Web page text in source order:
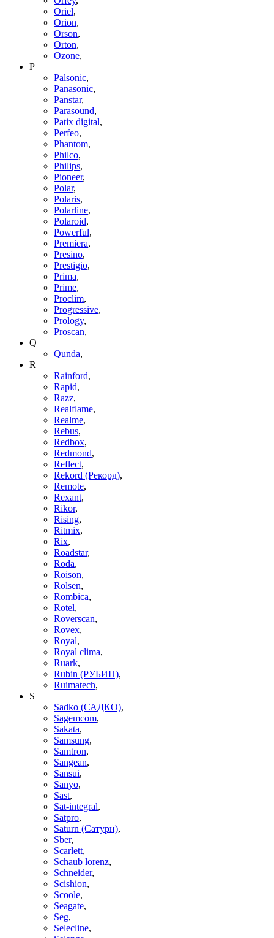
Oriel,
Orion,
Orson,
Orton,
Ozone,
P
Palsonic,
Panasonic,
Panstar,
Parasound,
Patix digital,
Perfeo,
Phantom,
Philco,
Philips,
Pioneer,
Polar,
Polaris,
Polarline,
Polaroid,
Powerful,
Premiera,
Presino,
Prestigio,
Prima,
Prime,
Proclim,
Progressive,
Prology,
Proscan,
Q
Qunda,
R
Rainford,
Rapid,
Razz,
Realflame,
Realme,
Rebus,
Redbox,
Redmond,
Reflect,
Rekord (Рекорд),
Remote,
Rexant,
Rikor,
Rising,
Ritmix,
Rix,
Roadstar,
Roda,
Roison,
Rolsen,
Rombica,
Rotel,
Roverscan,
Rovex,
Royal,
Royal clima,
Ruark,
Rubin (РУБИН),
Ruimatech,
S
Sadko (САДКО),
Sagemcom,
Sakata,
Samsung,
Samtron,
Sangean,
Sansui,
Sanyo,
Sast,
Sat-integral,
Satpro,
Saturn (Сатурн),
Sber,
Scarlett,
Schaub lorenz,
Schneider,
Scishion,
Scoole,
Seagate,
Seg,
Selecline,